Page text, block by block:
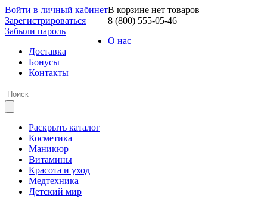
Войти в личный кабинет
Зарегистрироваться
Забыли пароль
В корзине нет товаров
8 (800) 555-05-46
О нас
Доставка
Бонусы
Контакты
Раскрыть каталог
Косметика
Маникюр
Витамины
Красота и уход
Медтехника
Детский мир